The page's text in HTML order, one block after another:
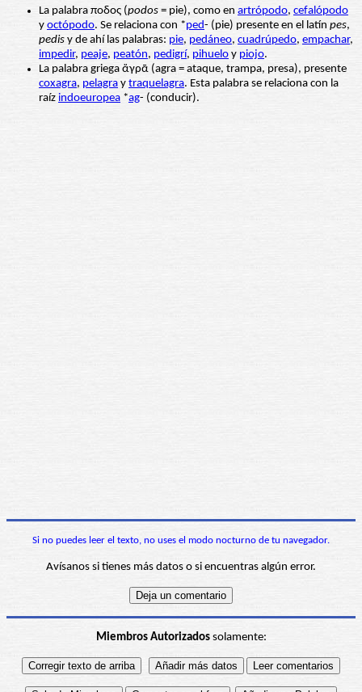
La palabra ποδος (podos = pie), como en artrópodo, cefalópodo
y octópodo. Se relaciona con *ped- (pie) presente en el latín pes,
pedis y de ahí las palabras: pie, pedáneo, cuadrúpedo, empachar,
impedir, peaje, peatón, pedigrí, pihuelo y piojo.
La palabra griega ἄγρᾱ (agra = ataque, trampa, presa), presente
coxagra, pelagra y traquelagra. Esta palabra se relaciona con la
raíz indoeuropea *ag- (conducir).
Si no puedes leer el texto, no uses el modo nocturno de tu navegador.
Avísanos si tienes más datos o si encuentras algún error.
Miembros Autorizadossolamente: